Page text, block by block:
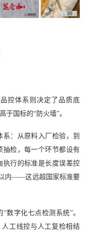
控体系则决定了品质底
于国标的“防火墙”。
：从原料入厂检验，到
抽检，每一个环节都设有
执行的标准是长度误差控
内——这远超国家标准要
“数字化七点检测系统”。
工线控与人工复检相结